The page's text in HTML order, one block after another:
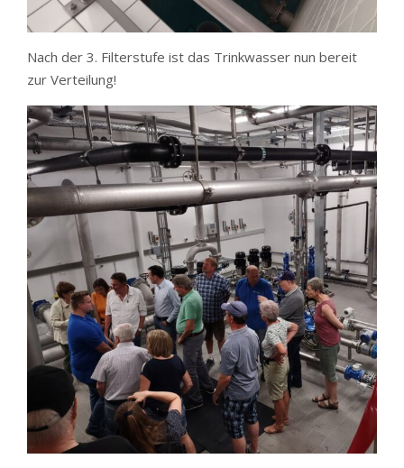
Nach der 3. Filterstufe ist das Trinkwasser nun bereit
zur Verteilung!